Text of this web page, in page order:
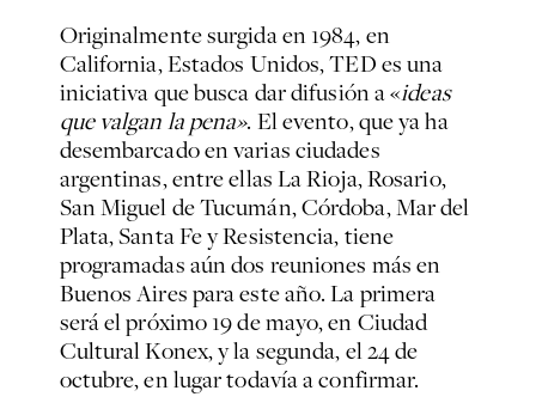
Originalmente surgida en 1984, en
California, Estados Unidos, TED es una
iniciativa que busca dar difusión a «ideas
que valgan la pena». El evento, que ya ha
desembarcado en varias ciudades
argentinas, entre ellas La Rioja, Rosario,
San Miguel de Tucumán, Córdoba, Mar del
Plata, Santa Fe y Resistencia, tiene
programadas aún dos reuniones más en
Buenos Aires para este año. La primera
será el próximo 19 de mayo, en Ciudad
Cultural Konex, y la segunda, el 24 de
octubre, en lugar todavía a confirmar.